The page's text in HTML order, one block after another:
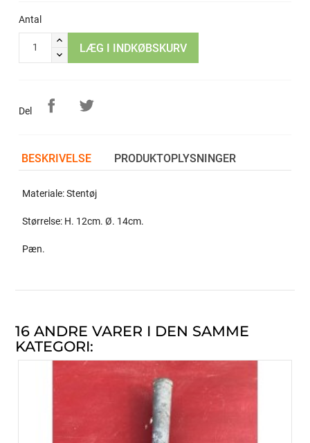
Antal
LÆG I INDKØBSKURV
Del
BESKRIVELSE PRODUKTOPLYSNINGER
Materiale: Stentøj
Størrelse: H. 12cm. Ø. 14cm.
Pæn.
16 ANDRE VARER I DEN SAMME
KATEGORI: